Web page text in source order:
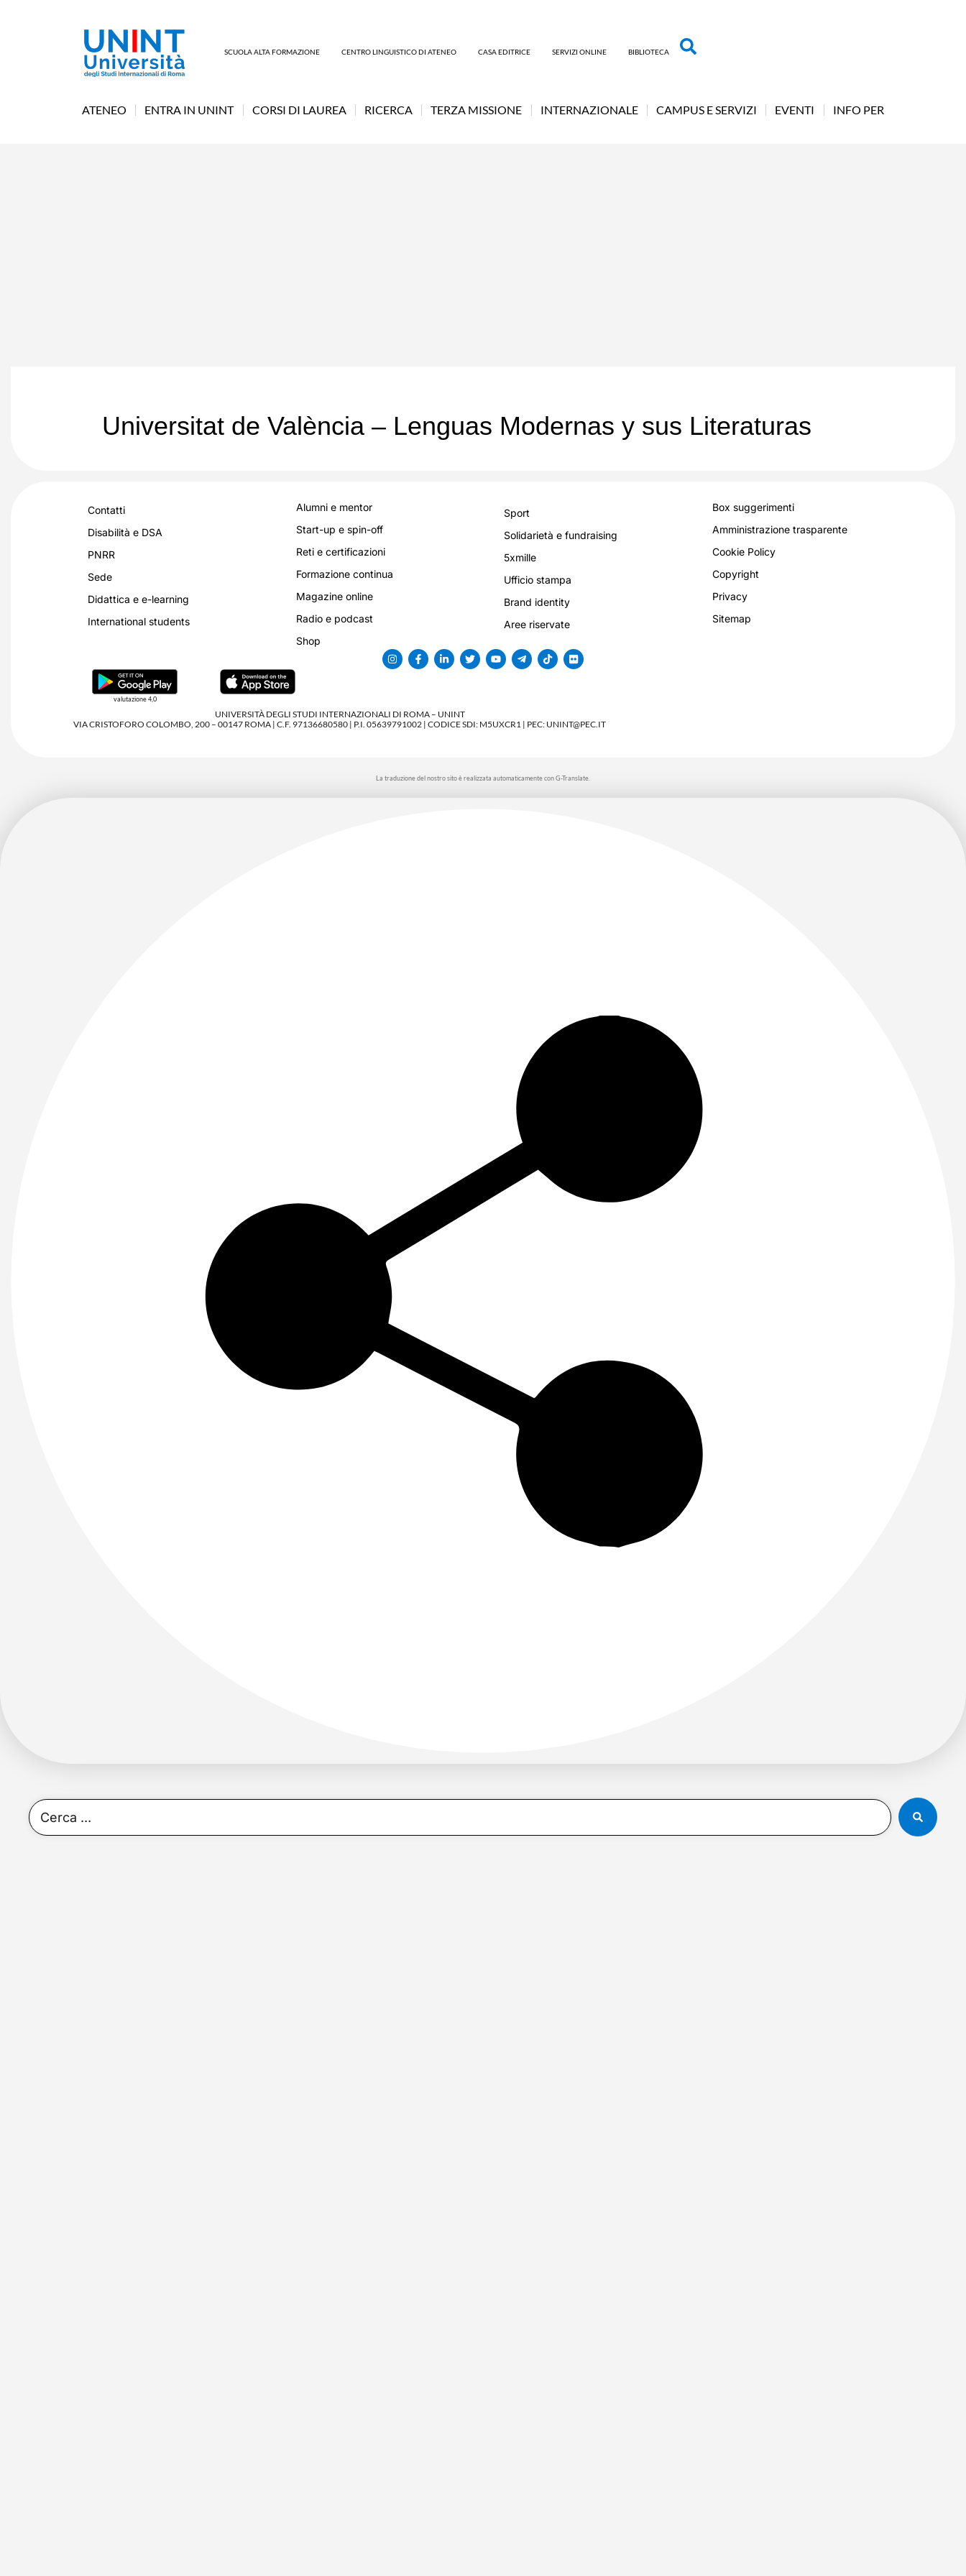
SCUOLA ALTA FORMAZIONE CENTRO LINGUISTICO DI ATENEO CASA EDITRICE SERVIZI ONLINE BIBLIOTECA
ATENEO ENTRA IN UNINT CORSI DI LAUREA RICERCA TERZA MISSIONE INTERNAZIONALE CAMPUS E SERVIZI EVENTI INFO PER
Universitat de València – Lenguas Modernas y sus Literaturas
Contatti
Disabilità e DSA
PNRR
Sede
Didattica e e-learning
International students
Alumni e mentor
Start-up e spin-off
Reti e certificazioni
Formazione continua
Magazine online
Radio e podcast
Shop
Sport
Solidarietà e fundraising
5xmille
Ufficio stampa
Brand identity
Aree riservate
Box suggerimenti
Amministrazione trasparente
Cookie Policy
Copyright
Privacy
Sitemap
valutazione 4,0
UNIVERSITÀ DEGLI STUDI INTERNAZIONALI DI ROMA – UNINT
VIA CRISTOFORO COLOMBO, 200 – 00147 ROMA | C.F. 97136680580 | P.I. 05639791002 | CODICE SDI: M5UXCR1 | PEC: UNINT@PEC.IT
La traduzione del nostro sito è realizzata automaticamente con G-Translate.